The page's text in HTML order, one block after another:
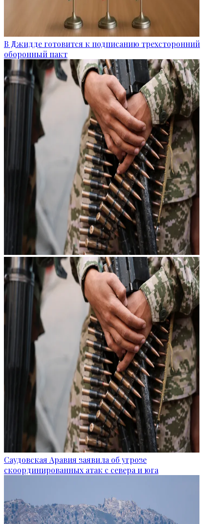
В Джидде готовится к подписанию трехсторонний
оборонный пакт
Саудовская Аравия заявила об угрозе
скоординированных атак с севера и юга